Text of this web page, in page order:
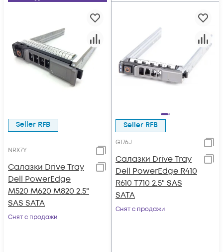
Seller RFB
NRX7Y
Салазки Drive Tray
Dell PowerEdge
M520 M620 M820 2.5"
SAS SATA
Снят с продажи
Seller RFB
G176J
Салазки Drive Tray
Dell PowerEdge R410
R610 T710 2.5" SAS
SATA
Снят с продажи